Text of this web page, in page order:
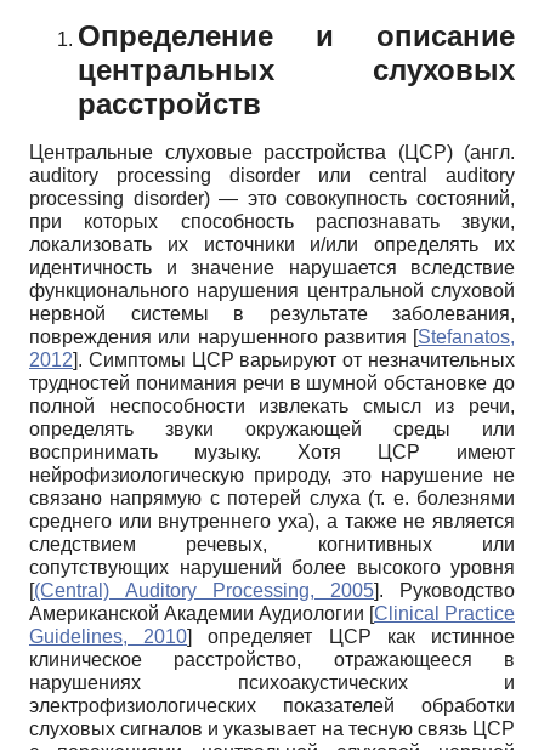
Определение и описание
центральных слуховых
расстройств
Центральные слуховые расстройства (ЦСР) (англ.
auditory processing disorder или central auditory
processing disorder) — это совокупность состояний,
при которых способность распознавать звуки,
локализовать их источники и/или определять их
идентичность и значение нарушается вследствие
функционального нарушения центральной слуховой
нервной системы в результате заболевания,
повреждения или нарушенного развития [Stefanatos,
2012]. Симптомы ЦСР варьируют от незначительных
трудностей понимания речи в шумной обстановке до
полной неспособности извлекать смысл из речи,
определять звуки окружающей среды или
воспринимать музыку. Хотя ЦСР имеют
нейрофизиологическую природу, это нарушение не
связано напрямую с потерей слуха (т. е. болезнями
среднего или внутреннего уха), а также не является
следствием речевых, когнитивных или
сопутствующих нарушений более высокого уровня
[(Central) Auditory Processing, 2005]. Руководство
Американской Академии Аудиологии [Clinical Practice
Guidelines, 2010]
определяет ЦСР как истинное
клиническое расстройство, отражающееся в
нарушениях психоакустических и
электрофизиологических показателей обработки
слуховых сигналов и указывает на тесную связь ЦСР